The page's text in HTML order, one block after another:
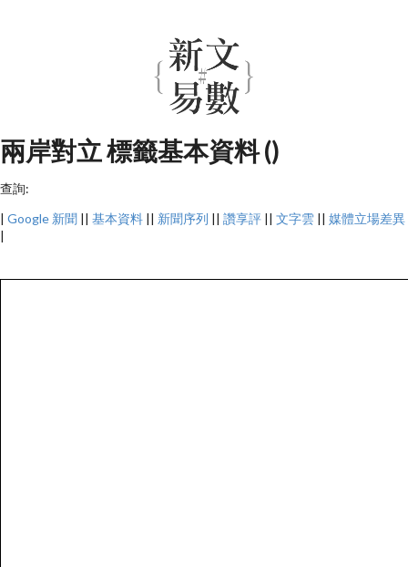
兩岸對立 標籤基本資料 ()
查詢:
| Google 新聞 || 基本資料 || 新聞序列 || 讚享評 || 文字雲 || 媒體立場差異
|